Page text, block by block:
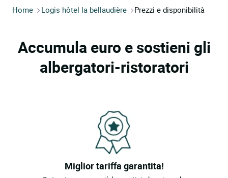
Home Logis hôtel la bellaudière Prezzi e disponibilità
Accumula euro e sostieni gli
albergatori-ristoratori
Miglior tariffa garantita!